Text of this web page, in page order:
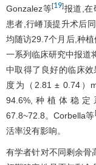
Gonzalez等[19]报道,在
患者,行嵴顶提升术后
均随访29.7个月后,种
一系列临床研究中报道
中取得了良好的临床
度为（2.81 ± 0.74）
94.6%,种植体稳定
67.8~72.8。Corbella等[
活率没有影响。
有学者针对不同剩余骨